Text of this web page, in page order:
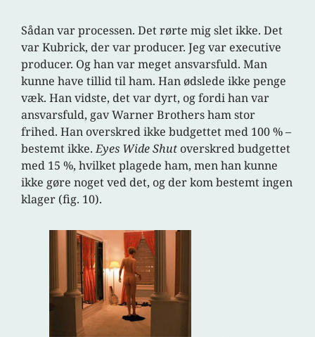
Sådan var processen. Det rørte mig slet ikke. Det
var Kubrick, der var producer. Jeg var executive
producer. Og han var meget ansvarsfuld. Man
kunne have tillid til ham. Han ødslede ikke penge
væk. Han vidste, det var dyrt, og fordi han var
ansvarsfuld, gav Warner Brothers ham stor
frihed. Han overskred ikke budgettet med 100 % –
bestemt ikke.Eyes Wide Shut overskred budgettet
med 15 %, hvilket plagede ham, men han kunne
ikke gøre noget ved det, og der kom bestemt ingen
klager (fig. 10).